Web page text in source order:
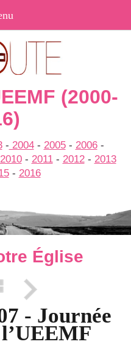
(2000-
- 2004- 2005- 2006-
2010- 2011- 2012- 2013
- 2016
Église
- Journée